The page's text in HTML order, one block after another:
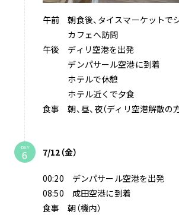
午前 朝食後、タイスマーケットで
カフェへ訪問
午後 ディリ空港を出発
デンパサール空港に到着
ホテルで休憩
ホテル近くで夕食
食事 朝、昼、夜（ディリ空港解散の方
DAY 7/12（金）
00:20 デンパサール空港を出発
08:50 成田空港に到着
食事 朝（機内）